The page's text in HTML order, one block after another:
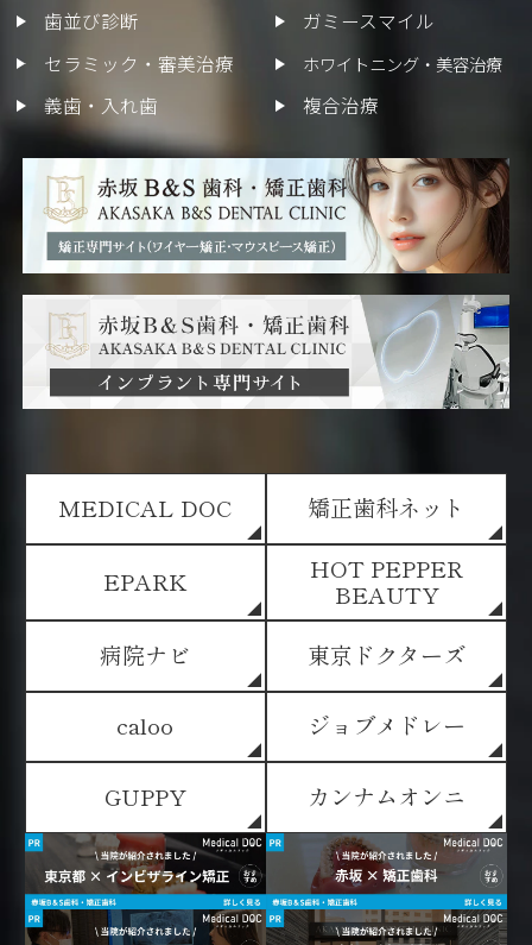
歯並び診断
ガミースマイル
セラミック・審美治療
ホワイトニング・美容治療
義歯・入れ歯 複合治療
MEDICAL DOC 矯正歯科ネット
EPARK
HOT PEPPER
BEAUTY
病院ナビ 東京ドクターズ
caloo ジョブメドレー
GUPPY カンナムオンニ